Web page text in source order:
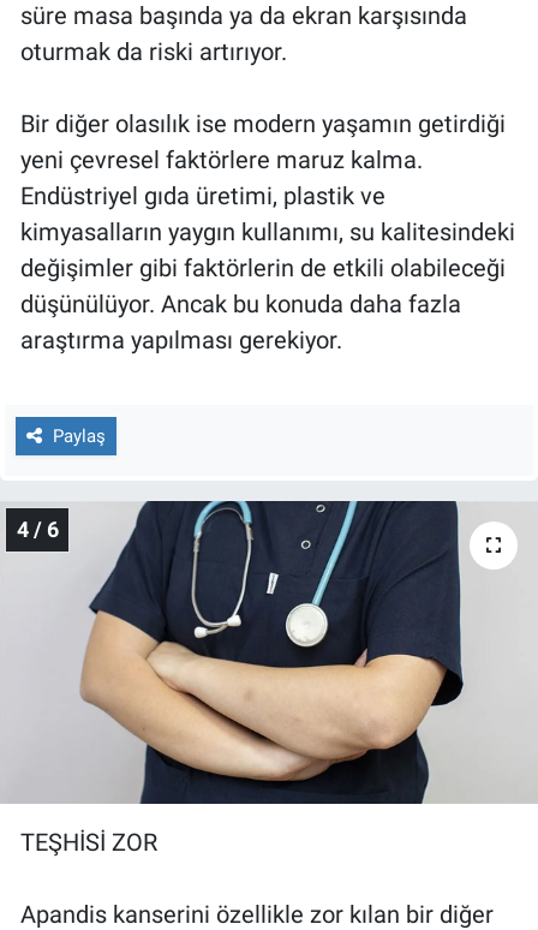
süre masa başında ya da ekran karşısında
oturmak da riski artırıyor.
Bir diğer olasılık ise modern yaşamın getirdiği
yeni çevresel faktörlere maruz kalma.
Endüstriyel gıda üretimi, plastik ve
kimyasalların yaygın kullanımı, su kalitesindeki
değişimler gibi faktörlerin de etkili olabileceği
düşünülüyor. Ancak bu konuda daha fazla
araştırma yapılması gerekiyor.
Paylaş
4 / 6
TEŞHİSİ ZOR
Apandis kanserini özellikle zor kılan bir diğer